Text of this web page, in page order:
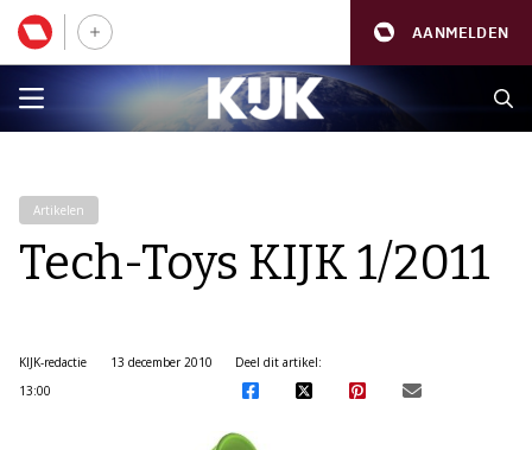
AANMELDEN
Artikelen
Tech-Toys KIJK 1/2011
KIJK-redactie
13 december 2010
13:00
Deel dit artikel: